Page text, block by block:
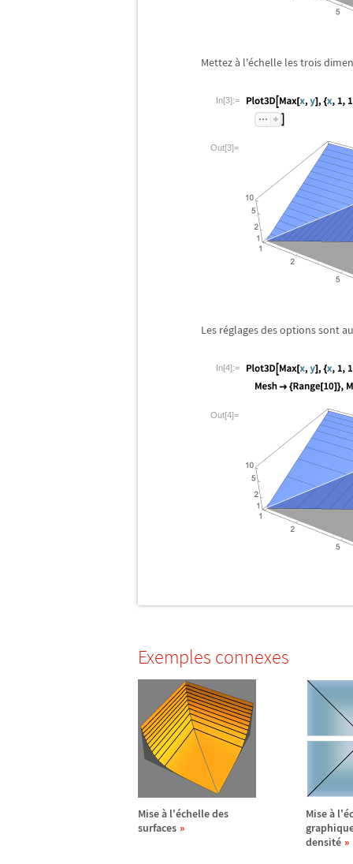
Mettezà l'échelle les trois
In[3]:=
Out[3]=
Les réglages des options sont
In[4]:=
Out[4]=
Exemples connexes
Miseà l'échelle des
surfaces
Miseà l'é
densité